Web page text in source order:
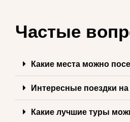
Частые
Какие места можно
Интересные поездки
Какие лучшие туры